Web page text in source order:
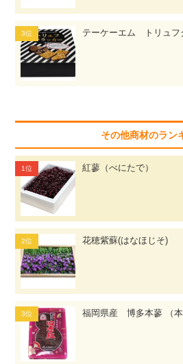
テーケーエム トリュフ
その他商材のラン
紅蓼（べにたで）
花穂紫蘇(はなほじそ)
福岡県産 博多本蓼 （